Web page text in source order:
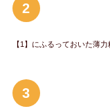
2
【1】にふるっておいた薄
3